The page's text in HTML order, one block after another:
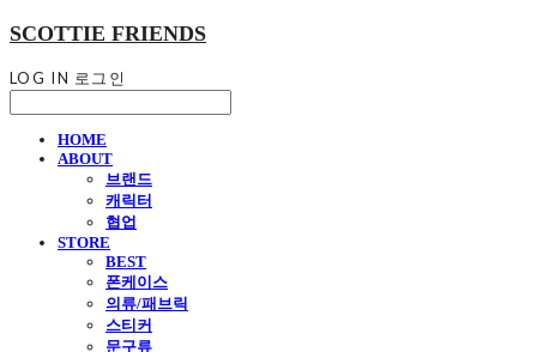
SCOTTIE FRIENDS
LOG IN 로그인
HOME
ABOUT
브랜드
캐릭터
협업
STORE
BEST
폰케이스
의류/패브릭
스티커
문구류